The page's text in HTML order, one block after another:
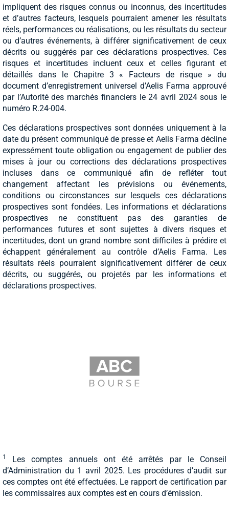
impliquent des risques connus ou inconnus, des incertitudes
et d’autres facteurs, lesquels pourraient amener les résultats
réels, performances ou réalisations, ou les résultats du secteur
ou d’autres événements, à différer significativement de ceux
décrits ou suggérés par ces déclarations prospectives. Ces
risques et incertitudes incluent ceux et celles figurant et
détaillés dans le Chapitre 3 « Facteurs de risque » du
document d’enregistrement universel d’Aelis Farma approuvé
par l’Autorité des marchés financiers le 24 avril 2024 sous le
numéro R.24-004.
Ces déclarations prospectives sont données uniquement à la
date du présent communiqué de presse et Aelis Farma décline
expressément toute obligation ou engagement de publier des
mises à jour ou corrections des déclarations prospectives
incluses dans ce communiqué afin de refléter tout
changement affectant les prévisions ou événements,
conditions ou circonstances sur lesquels ces déclarations
prospectives sont fondées. Les informations et déclarations
prospectives ne constituent pas des garanties de
performances futures et sont sujettes à divers risques et
incertitudes, dont un grand nombre sont difficiles à prédire et
échappent généralement au contrôle d’Aelis Farma. Les
résultats réels pourraient significativement différer de ceux
décrits, ou suggérés, ou projetés par les informations et
déclarations prospectives.
1
Les comptes annuels ont été arrêtés par le Conseil
d’Administration du 1 avril 2025. Les procédures d’audit sur
ces comptes ont été effectuées. Le rapport de certification par
les commissaires aux comptes est en cours d’émission.